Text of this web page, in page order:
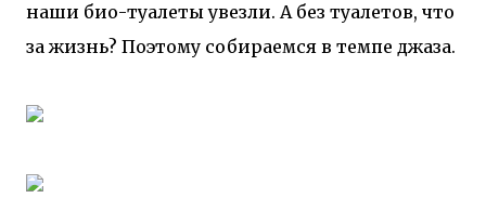
наши био-туалеты увезли. А без туалетов, что
за жизнь? Поэтому собираемся в темпе джаза.